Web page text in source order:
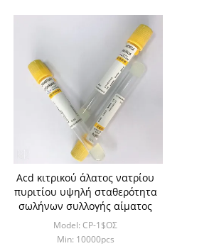
Acd κιτρικού άλατος νατρίου
πυριτίου υψηλή σταθερότητα
σωλήνων συλλογής αίματος
Model: CP-1$ΟΣ
Min: 10000pcs